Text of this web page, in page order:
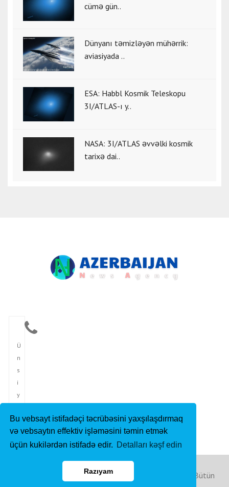
Bu vebsayt istifadəçi təcrübəsini yaxşılaşdırmaq
və vebsaytın effektiv işləməsini təmin etmək
üçün kukilərdən istifadə edir. Detalları kəşf edin
Razıyam
cümə gün..
Dünyanı təmizləyən mühərrik:
aviasiyada ..
ESA: Habbl Kosmik Teleskopu
3I/ATLAS-ı y..
NASA: 3I/ATLAS əvvəlki kosmik
tarixə dai..
Ü
n
s
i
y
ə
t
Copyright © 2023 Azərbaycan İnformasiya Agentliyi. Bütün